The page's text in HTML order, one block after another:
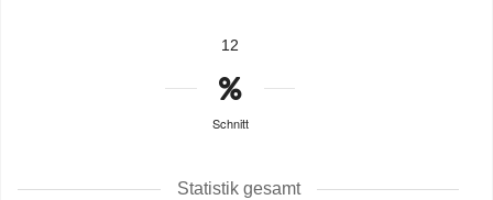
12
Schnitt
Statistik gesamt